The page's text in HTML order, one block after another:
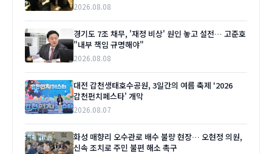
2026.08.08
경기도 7조 채무, '재정 비상' 원인 놓고 설전… 고준호
"내부 책임 규명해야"
2026.08.08
대전 갑천생태호수공원, 3일간의 여름 축제 '2026
갑천펀치페스타' 개막
2026.08.07
화성 매향리 오수관로 배수 불량 현장… 오현정 의원,
신속 조치로 주민 불편 해소 촉구